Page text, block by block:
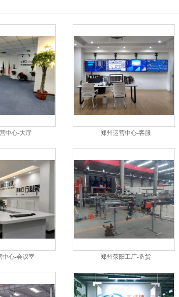
中心-大厅 郑州运营中心-客服
中心-会议室 郑州荥阳工厂-备货